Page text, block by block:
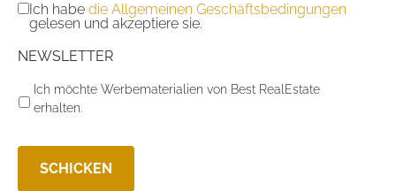
Ich habe die Allgemeinen Geschäftsbedingungen
gelesen und akzeptiere sie.
NEWSLETTER
Ich möchte Werbematerialien von Best RealEstate
erhalten.